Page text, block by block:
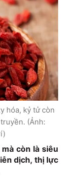
hóa, kỷ tử còn
(Ảnh:
còn là siêu
dịch, thị lực